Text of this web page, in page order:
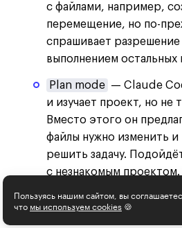
с файлами, например,
перемещение, но по-
спрашивает разрешение
выполнением остальных
Plan mode — Claude
и изучает проект, но не
Вместо этого он
файлы нужно изменить и
решить задачу.
с незнакомым проектом.
Auto mode —
Пользуясь нашим сайтом, вы
что мы используем cookies 🍪
Выберите тему
и получите 5
Программирование
Психология, общество
Маркетинг